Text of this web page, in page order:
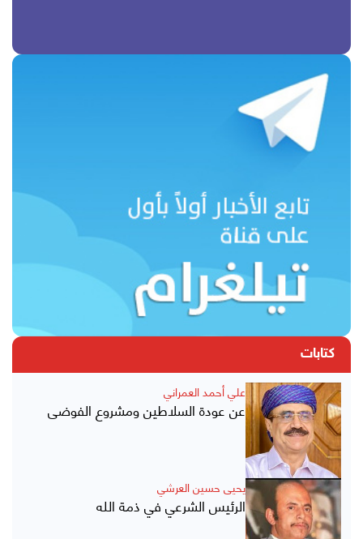
كتابات
علي أحمد العمراني
عن عودة السلاطين ومشروع الفوضى
يحيى حسين العرشي
الرئيس الشرعي في ذمة الله